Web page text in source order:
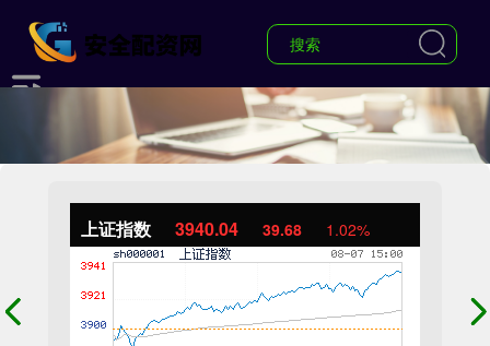
上证指数 3940.04 39.68 1.02%